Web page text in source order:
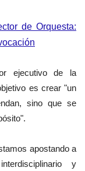
de Orquesta:
ejecutivo de la
es crear "un
sino que se
apostando a
y